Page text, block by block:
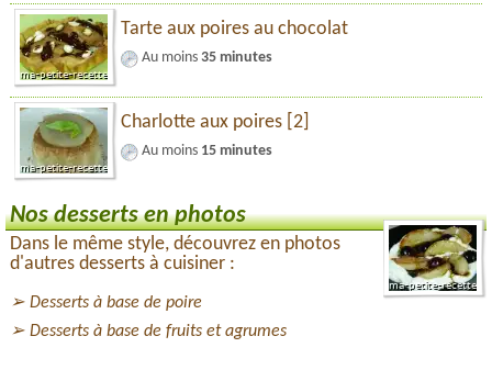
Tarte aux poires au chocolat
Au moins 35 minutes
Charlotte aux poires [2]
Au moins 15 minutes
Nos desserts en photos
Dans le même style, découvrez en photos
d'autres desserts à cuisiner :
Desserts à base de poire
Desserts à base de fruits et agrumes